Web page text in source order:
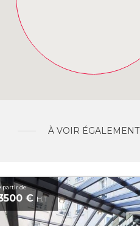
À VOIR ÉGALEMENT
partir de
€H.T